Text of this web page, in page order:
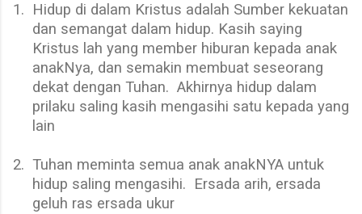
1. Hidup di dalam Kristus adalah Sumber kekuatan
dan semangat dalam hidup. Kasih saying
Kristus lah yang member hiburan kepada anak
anakNya, dan semakin membuat seseorang
dekat dengan Tuhan. Akhirnya hidup dalam
prilaku saling kasih mengasihi satu kepada yang
lain
2. Tuhan meminta semua anak anakNYA untuk
hidup saling mengasihi. Ersada arih, ersada
geluh ras ersada ukur